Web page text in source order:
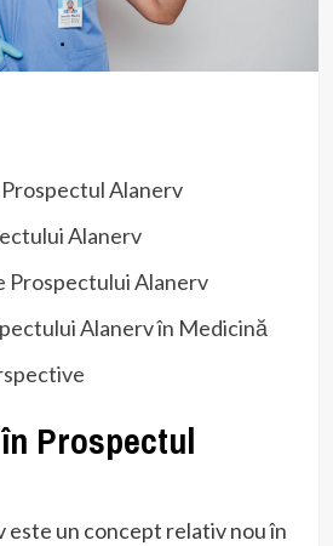
Alanerv
Alanerv
Prospectului Alanerv
Alanerv în Medicină
Prospectul
este un concept relativ nou în